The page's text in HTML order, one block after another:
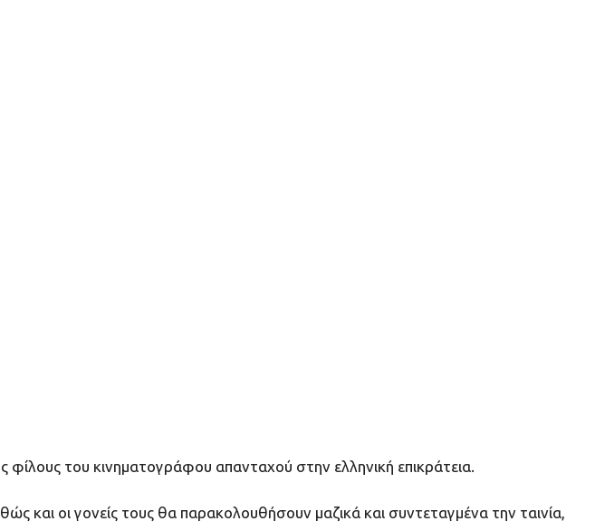
του κινηματογράφου απανταχού στην ελληνική επικράτεια.
και οι γονείς τους θα παρακολουθήσουν μαζικά και συντεταγμένα την ταινία,